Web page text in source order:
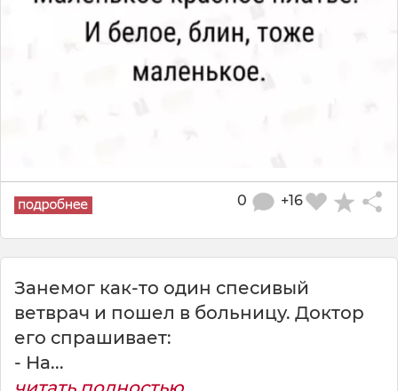
+16
0
Занемог как-то один спесивый
ветврач и пошел в больницу. Доктор
его спрашивает:
- На...